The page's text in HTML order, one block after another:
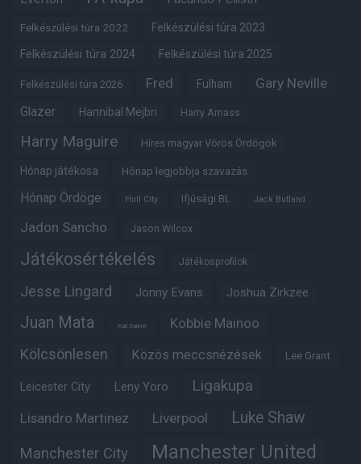
Felkészülési túra 2022 Felkészülési túra 2023
Felkészülési túra 2024 Felkészülési túra 2025
Felkészülési túra 2026 Fred Fulham Gary Neville
Glazer Hannibal Mejbri Harry Amass
Harry Maguire Híres magyar Vörös Ördögök
Hónap játékosa Hónap legjobbja szavazás
Hónap Ördöge Hull City Ifjúsági BL Jack Butland
Jadon Sancho Jason Wilcox
Játékosértékelés Játékosprofilok
Jesse Lingard Jonny Evans Joshua Zirkzee
Juan Mata Karl Darlow Kobbie Mainoo
Kölcsönlesen Közös meccsnézések Lee Grant
Leicester City Leny Yoro Ligakupa
Lisandro Martinez Liverpool Luke Shaw
Manchester City Manchester United